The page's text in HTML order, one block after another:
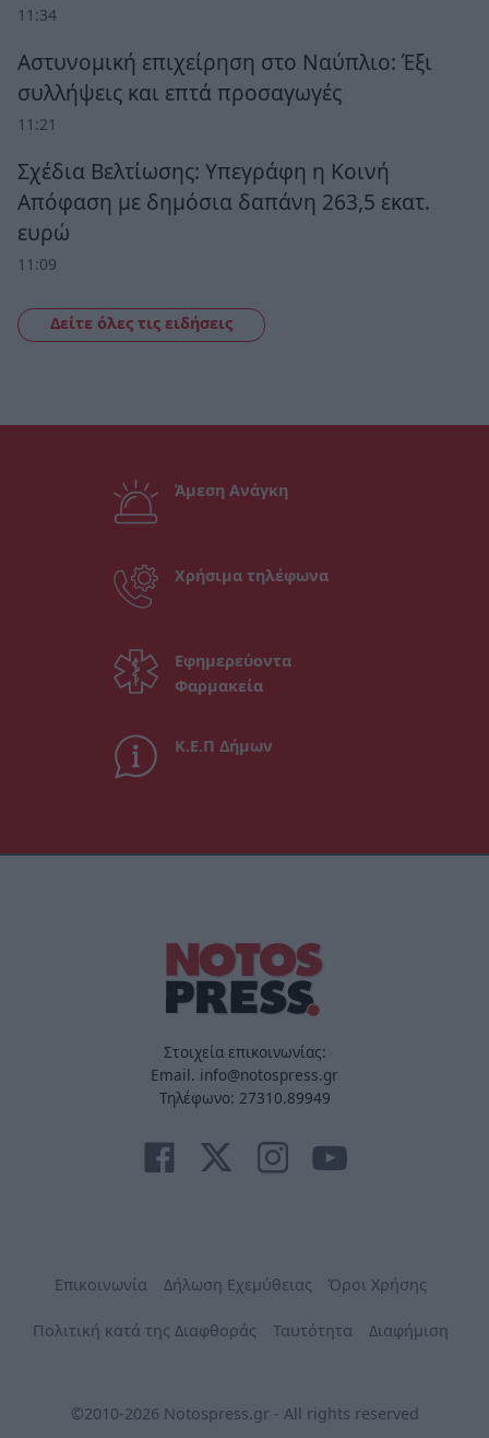
11:34
Αστυνομική επιχείρηση στο Ναύπλιο: Έξι
συλλήψεις και επτά προσαγωγές
11:21
Σχέδια Βελτίωσης: Υπεγράφη η Κοινή
Απόφαση με δημόσια δαπάνη 263,5 εκατ.
ευρώ
11:09
Δείτε όλες τις ειδήσεις
Άμεση Ανάγκη
Χρήσιμα τηλέφωνα
Εφημερεύοντα
Φαρμακεία
Κ.Ε.Π Δήμων
Στοιχεία επικοινωνίας:
Email. info@notospress.gr
Τηλέφωνο: 27310.89949
Επικοινωνία Δήλωση Εχεμύθειας Όροι Χρήσης
Πολιτική κατά της Διαφθοράς Ταυτότητα Διαφήμιση
©2010-2026 Notospress.gr - All rights reserved